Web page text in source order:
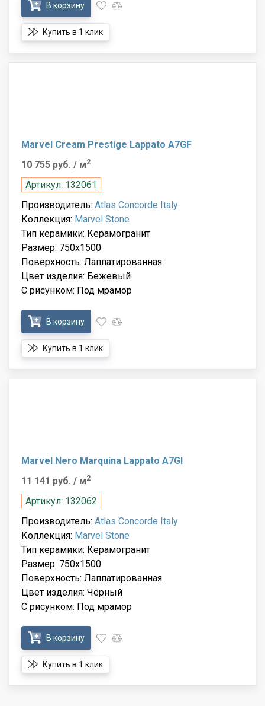
В корзину
Купить в 1 клик
Marvel Cream Prestige Lappato A7GF
10 755 руб. / м2
Артикул: 132061
Производитель: Atlas Concorde Italy
Коллекция: Marvel Stone
Тип керамики: Керамогранит
Размер: 750x1500
Поверхность: Лаппатированная
Цвет изделия: Бежевый
С рисунком: Под мрамор
В корзину
Купить в 1 клик
Marvel Nero Marquina Lappato A7GI
11 141 руб. / м2
Артикул: 132062
Производитель: Atlas Concorde Italy
Коллекция: Marvel Stone
Тип керамики: Керамогранит
Размер: 750x1500
Поверхность: Лаппатированная
Цвет изделия: Чёрный
С рисунком: Под мрамор
В корзину
Купить в 1 клик